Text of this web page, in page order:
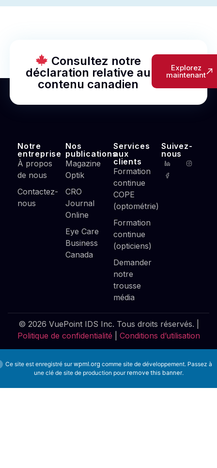
Consultez notre
déclaration relative au
contenu canadien
Explorez
maintenant
Notre
entreprise
À propos
de nous
Contactez-
nous
Nos
publications
Magazine
Optik
CRO
Journal
Online
Eye Care
Business
Canada
Services
aux
clients
Formation
continue
COPE
(optométrie)
Formation
continue
(opticiens)
Demander
notre
trousse
média
Suivez-
nous
© 2026 VuePoint IDS Inc. Tous droits réservés. |
Politique de confidentialité
Conditions d’utilisation
Ce site est enregistré surwpml.org comme site de développement. Passez à
une clé de site de production pourremove this banner.